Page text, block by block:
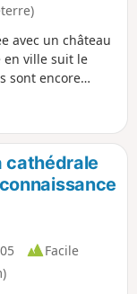
avec un château
en ville suit le
sont encore
sites
cathédrale
Facile